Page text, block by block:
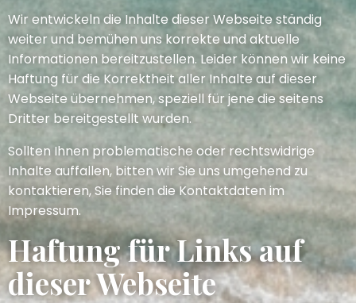
Wir entwickeln die Inhalte dieser Webseite ständig
weiter und bemühen uns korrekte und aktuelle
Informationen bereitzustellen. Leider können wir keine
Haftung für die Korrektheit aller Inhalte auf dieser
Webseite übernehmen, speziell für jene die seitens
Dritter bereitgestellt wurden.
Sollten Ihnen problematische oder rechtswidrige
Inhalte auffallen, bitten wir Sie uns umgehend zu
kontaktieren, Sie finden die Kontaktdaten im
Impressum.
Haftung für Links auf
dieser Webseite